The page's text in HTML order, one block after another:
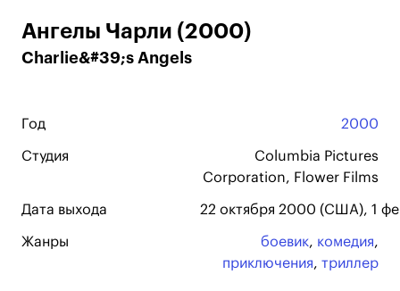
Ангелы Чарли (2000)
Charlie&#39;s Angels
Год 2000
Студия
Columbia Pictures
Corporation, Flower Films
Дата выхода 22 октября 2000 (США), 1
Жанры боевик, комедия,
приключения, триллер